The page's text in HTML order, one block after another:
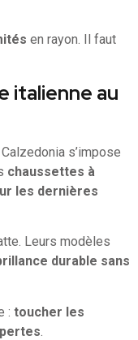
en rayon. Il faut
italienne au
s’impose
chaussettes à
les dernières
Leurs modèles
durable sans
: toucher les